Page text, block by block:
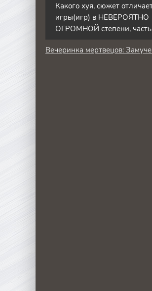
Какого хуя, сюжет
игры(игр) в НЕВЕРОЯТНО
ОГРОМНОЙ степени, часть
Вечеринка мертвецов: